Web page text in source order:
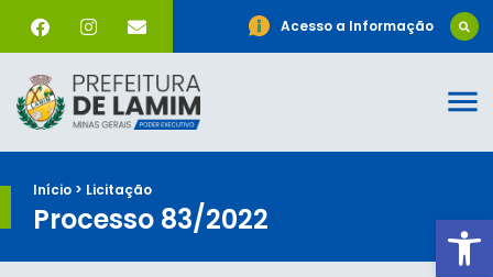
Acesso a Informação
Início > Licitação
Processo 83/2022